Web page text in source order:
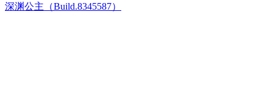
深渊公主（Build.8345587）